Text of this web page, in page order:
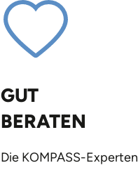
GUT
BERATEN
Die KOMPASS-Experten